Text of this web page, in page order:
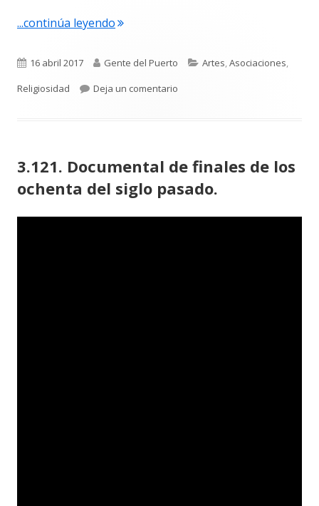
...continúa leyendo"3.129. Salida procesional de la
Publicado
el
16 abril 2017 Autor
Gente del Puerto Categorías
Artes,Asociaciones,
Religiosidad
Deja un comentario
3.121. Documental de finales de los
ochenta del siglo pasado.